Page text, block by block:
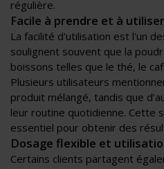
régulière.
Facile à prendre et à
La facilité d'utilisation est l'un
soulignent souvent que la
boissons telles que le thé, le
Plusieurs utilisateurs
produit mélangé, tandis que
leur routine quotidienne. Cette
essentiel pour obtenir des
Dosage flexible et
Certains clients partagent